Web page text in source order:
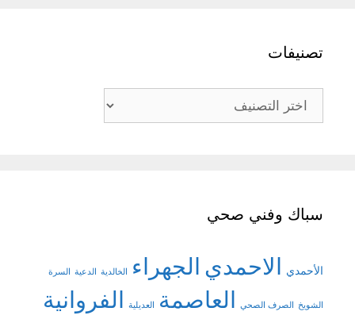
تصنيفات
تصنيفات
سباك وفني صحي
الأحمدي الاحمدي الجهراء الخالدية الدعية السرة
الشويخ الصرف الصحي العاصمة العديلية الفروانية